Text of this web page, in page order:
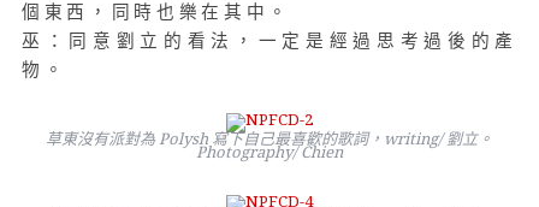
個東西，同時也樂在其中。
巫：同意劉立的看法，一定是經過思考過後的產
物。
草東沒有派對為 Polysh 寫下自己最喜歡的歌詞，writing/ 劉立。
Photography/ Chien